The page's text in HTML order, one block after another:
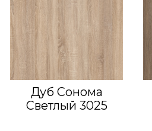
Дуб Сонома
Светлый 3025